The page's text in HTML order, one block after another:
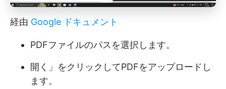
経由 Google ドキュメント
PDFファイルのパスを選択します。
開く」をクリックしてPDFをアップロードし
ます。